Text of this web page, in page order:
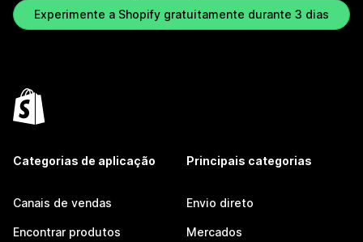
Experimente a Shopify gratuitamente durante 3 dias
Categorias de aplicação
Canais de vendas
Encontrar produtos
Principais categorias
Envio direto
Mercados